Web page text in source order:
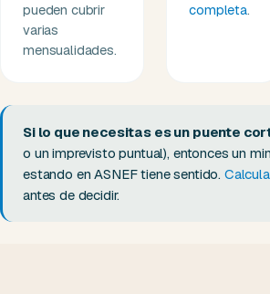
pueden cubrir
varias
mensualidades.
completa.
Si lo que necesitas es un puente
o un imprevisto puntual), entonces un
estando en ASNEF tiene sentido.
antes de decidir.